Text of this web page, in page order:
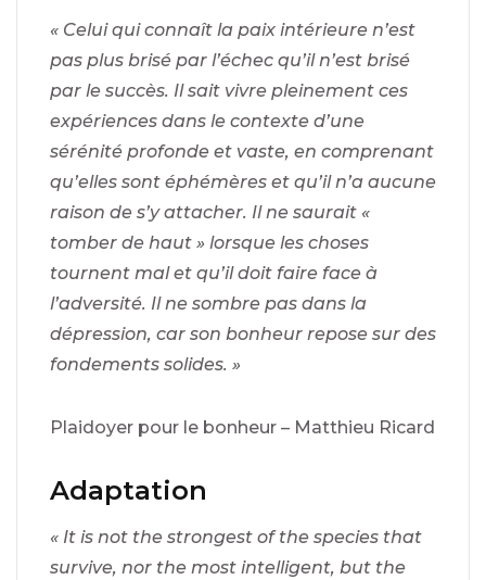
« Celui qui connaît la paix intérieure n’est
pas plus brisé par l’échec qu’il n’est brisé
par le succès. Il sait vivre pleinement ces
expériences dans le contexte d’une
sérénité profonde et vaste, en comprenant
qu’elles sont éphémères et qu’il n’a aucune
raison de s’y attacher. Il ne saurait «
tomber de haut » lorsque les choses
tournent mal et qu’il doit faire face à
l’adversité. Il ne sombre pas dans la
dépression, car son bonheur repose sur des
fondements solides. »
Plaidoyer pour le bonheur – Matthieu Ricard
Adaptation
« It is not the strongest of the species that
survive, nor the most intelligent, but the